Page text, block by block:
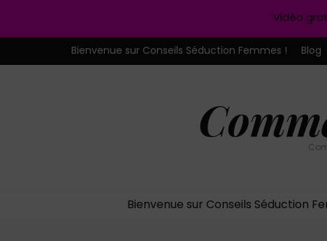
Bienvenue sur Conseils Séduction Femmes ! Blog
Bienvenue sur Conseils Séduction
Vidéo